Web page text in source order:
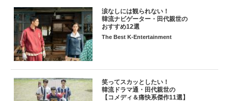
涙なしには観られない！
韓流ナビゲーター・田代親世の
おすすめ12選
The Best K-Entertainment
笑ってスカッとしたい！
韓流ドラマ通・田代親世の
【コメディ＆痛快系傑作11選】